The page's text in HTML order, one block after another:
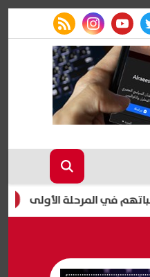
youtube
instagram
rss feed
في